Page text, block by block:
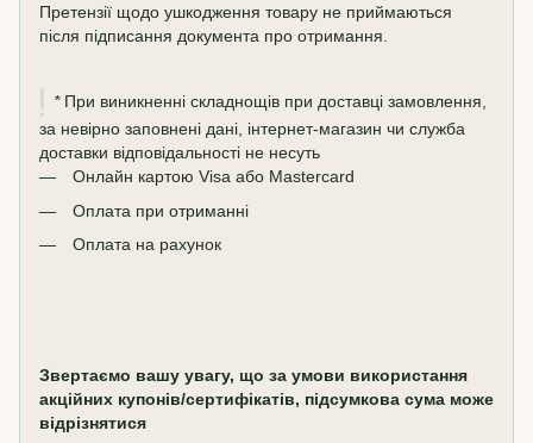
Претензії щодо ушкодження товару не приймаються
після підписання документа про отримання.
* При виникненні складнощів при доставці замовлення,
за невірно заповнені дані, інтернет-магазин чи служба
доставки відповідальності не несуть
Онлайн картою Visa або Mastercard
Оплата при отриманні
Оплата на рахунок
Звертаємо вашу увагу, що за умови використання
акційних купонів/сертифікатів, підсумкова сума може
відрізнятися